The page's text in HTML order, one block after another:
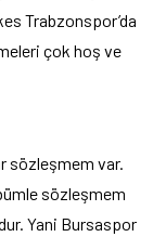
Trabzonspor’da
çok hoş ve
sözleşmem var.
sözleşmem
Yani Bursaspor